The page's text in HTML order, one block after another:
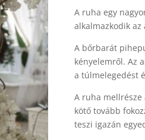
A ruha egy
alkalmazkodik az
A bőrbarát
kényelemről. Az
a túlmelegedést
A ruha
kötő tovább
teszi igazán